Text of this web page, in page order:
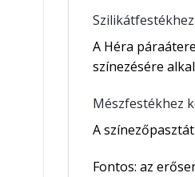
A Héra
színezésére
Mészfestékhez
A
Fontos: az